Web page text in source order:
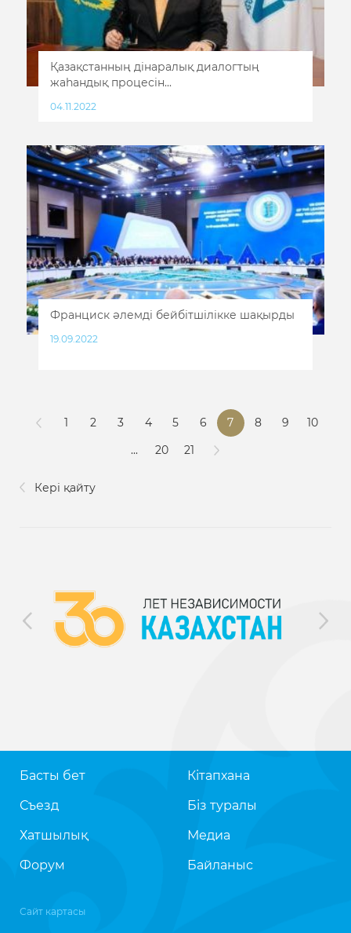
Қазақстанның дінаралық диалогтың
жаһандық процесін...
04.11.2022
Франциск әлемді бейбітшілікке шақырды
19.09.2022
Кері қайту
1 2 3 4 5 6 7 8 9
10
...
20 21
Басты бет
Съезд
Хатшылық
Форум
Кітапхана
Біз туралы
Медиа
Байланыс
Сайт картасы